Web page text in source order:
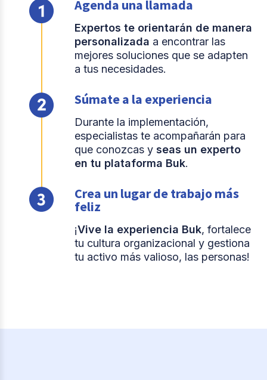
Agenda una llamada
Expertos te orientarán de manera
personalizada a encontrar las
mejores soluciones que se adapten
a tus necesidades.
Súmate a la experiencia
Durante la implementación,
especialistas te acompañarán para
que conozcas yseas un experto
en tu plataforma Buk.
Crea un lugar de trabajo más
feliz
¡Vive la experiencia Buk, fortalece
tu cultura organizacional y gestiona
tu activo más valioso, las personas!